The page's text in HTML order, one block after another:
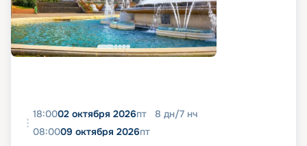
18:0002 октября 2026пт 8 дн/7 нч
08:0009 октября 2026пт